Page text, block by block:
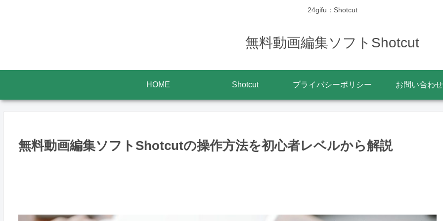
24gifu：Shotcut
無料動画編集ソフトShotcut
HOME Shotcut プライバシーポリシー お問い合わせ
無料動画編集ソフトShotcutの操作方法を初心者レベルから解説